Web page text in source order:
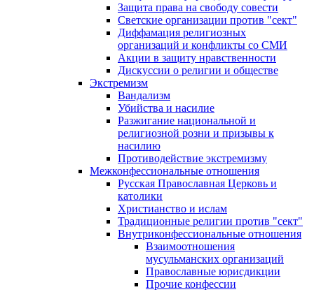
Защита права на свободу совести
Светские организации против "сект"
Диффамация религиозных
организаций и конфликты со СМИ
Акции в защиту нравственности
Дискуссии о религии и обществе
Экстремизм
Вандализм
Убийства и насилие
Разжигание национальной и
религиозной розни и призывы к
насилию
Противодействие экстремизму
Межконфессиональные отношения
Русская Православная Церковь и
католики
Христианство и ислам
Традиционные религии против "сект"
Внутриконфессиональные отношения
Взаимоотношения
мусульманских организаций
Православные юрисдикции
Прочие конфессии